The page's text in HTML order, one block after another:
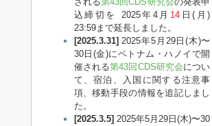
込締切を 2025年4月 14 日(月)
23:59まで延長しました。
[2025.3.31] 2025年5月29日(木)〜
30日(金)にベトナム・ハノイで開
催される第43回CDS研究会につい
て、宿泊、入国に関する注意事
項、移動手段の情報を追記しまし
た。
[2025.3.5] 2025年5月29日(木)〜30